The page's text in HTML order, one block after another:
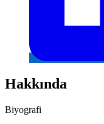
Hakkında
Biyografi